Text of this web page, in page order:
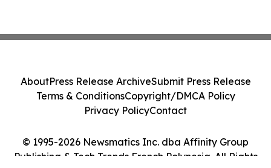
© 1995-2026 Newsmatics Inc. dba Affinity Group
Publishing & Tech Trends French Polynesia. All Rights
AboutPress Release ArchiveSubmit Press Release
Terms & ConditionsCopyright/DMCA Policy
Privacy PolicyContact